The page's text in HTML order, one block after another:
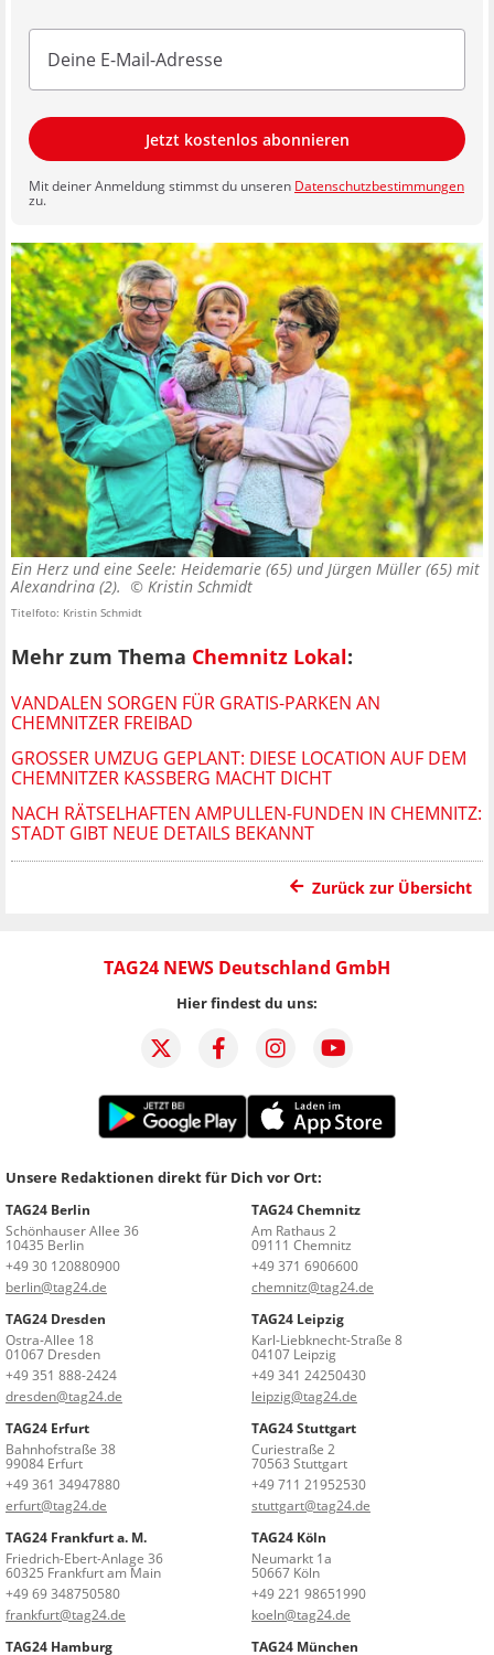
Jetzt kostenlos abonnieren
Mit deiner Anmeldung stimmst du unseren Datenschutzbestimmungen
zu.
Ein Herz und eine Seele: Heidemarie (65) und Jürgen Müller (65) mit
Alexandrina (2). © Kristin Schmidt
Titelfoto: Kristin Schmidt
Mehr zum Thema Chemnitz Lokal:
VANDALEN SORGEN FÜR GRATIS-PARKEN AN
CHEMNITZER FREIBAD
GROSSER UMZUG GEPLANT: DIESE LOCATION AUF DEM C
HEMNITZER KASSBERG MACHT DICHT
NACH RÄTSELHAFTEN AMPULLEN-FUNDEN IN CHEMNITZ:
STADT GIBT NEUE DETAILS BEKANNT
Zurück zur Übersicht
TAG24 NEWS Deutschland GmbH
Hier findest du uns:
Unsere Redaktionen direkt für Dich vor Ort:
TAG24 Berlin
Schönhauser Allee 36
10435 Berlin
+49 30 120880900
berlin@tag24.de
TAG24 Chemnitz
Am Rathaus 2
09111 Chemnitz
+49 371 6906600
chemnitz@tag24.de
TAG24 Dresden
Ostra-Allee 18
01067 Dresden
+49 351 888-2424
dresden@tag24.de
TAG24 Leipzig
Karl-Liebknecht-Straße 8
04107 Leipzig
+49 341 24250430
leipzig@tag24.de
TAG24 Erfurt
Bahnhofstraße 38
99084 Erfurt
+49 361 34947880
erfurt@tag24.de
TAG24 Stuttgart
Curiestraße 2
70563 Stuttgart
+49 711 21952530
stuttgart@tag24.de
TAG24 Frankfurt a. M.
Friedrich-Ebert-Anlage 36
60325 Frankfurt am Main
+49 69 348750580
frankfurt@tag24.de
TAG24 Köln
Neumarkt 1a
50667 Köln
+49 221 98651990
koeln@tag24.de
TAG24 Hamburg
TAG24 München